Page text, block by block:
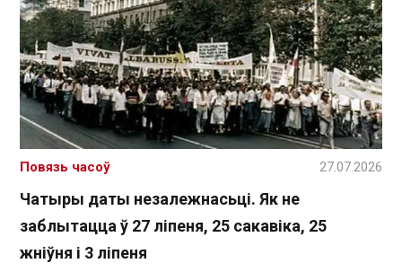
Чатыры даты незалежнасьці. Як не
заблытацца ў 27 ліпеня, 25 сакавіка, 25
жніўня і 3 ліпеня
Повязь часоў 27.07.2026